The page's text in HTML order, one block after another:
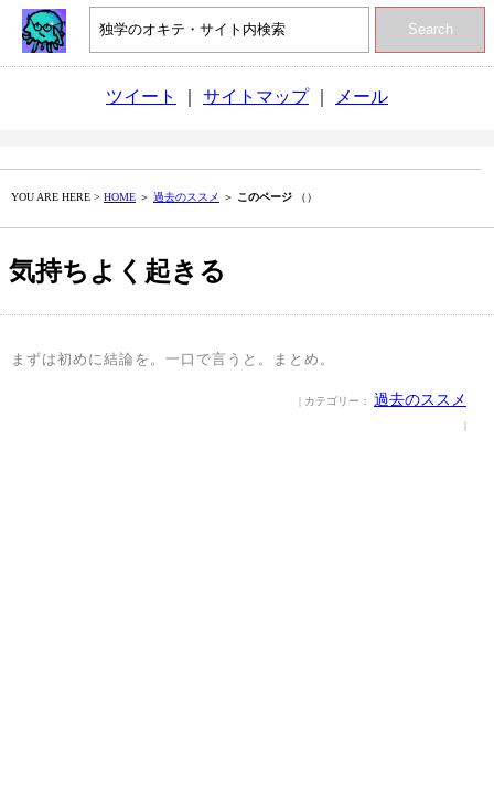
Search
ツイート サイトマップ｜ メール
YOU ARE HERE > HOME ＞ 過去のススメ ＞ このページ （）
気持ちよく起きる
まずは初めに結論を。一口で言うと。まとめ。
| カテゴリー： 過去のススメ
|